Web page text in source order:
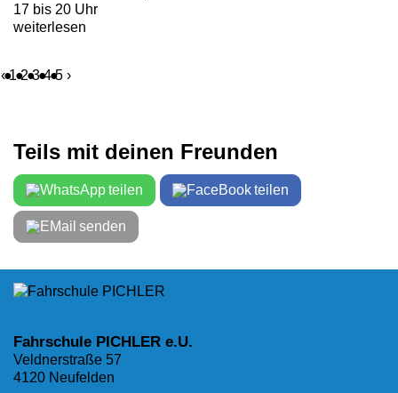
17 bis 20 Uhr
weiterlesen
‹ 1 2 3 4 5 ›
Teils mit deinen Freunden
teilen teilen
senden
Fahrschule PICHLER e.U.
Veldnerstraße 57
4120 Neufelden